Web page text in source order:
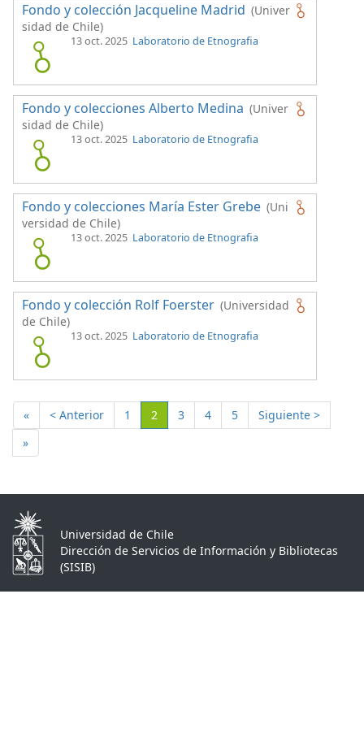
Fondo y colección Jacqueline Madrid (Univer
sidad de Chile)
13 oct. 2025 Laboratorio de Etnografia
Fondo y colecciones Alberto Medina (Univer
sidad de Chile)
13 oct. 2025 Laboratorio de Etnografia
Fondo y colecciones María Ester Grebe (Uni
versidad de Chile)
13 oct. 2025 Laboratorio de Etnografia
Fondo y colección Rolf Foerster (Universidad
de Chile)
13 oct. 2025 Laboratorio de Etnografia
« < Anterior 1 2 (Actual)
3 4 5
Siguiente >
»
Universidad de Chile
Dirección de Servicios de Información y Bibliotecas
(SISIB)